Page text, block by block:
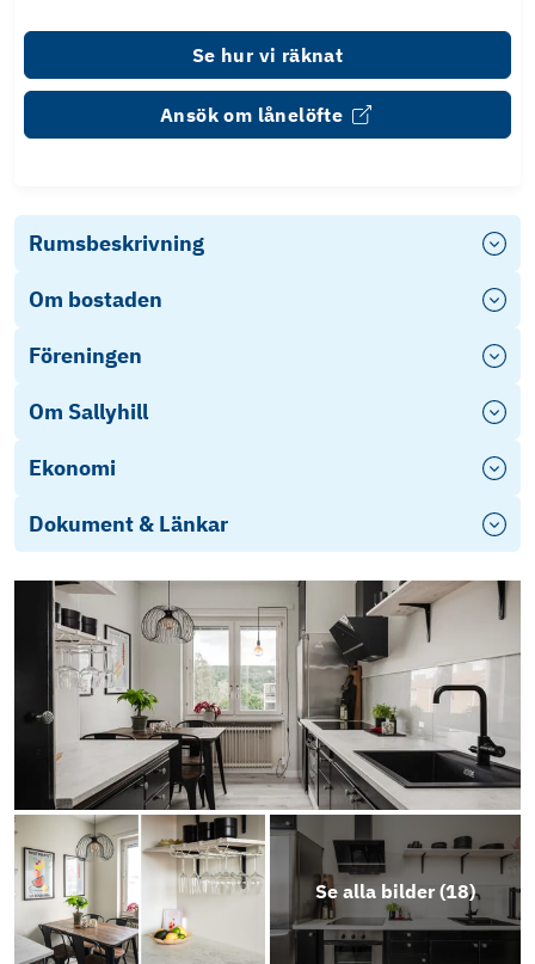
Se hur vi räknat
Ansök om lånelöfte
Rumsbeskrivning
Om bostaden
Föreningen
Om Sallyhill
Ekonomi
Dokument & Länkar
Stadgar Brf Högbo (2)
Högbo årsredovisning 2025
Objektsbeskrivning
Se alla bilder (18)